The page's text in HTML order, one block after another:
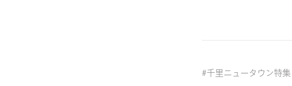
#千里ニュータウン特集